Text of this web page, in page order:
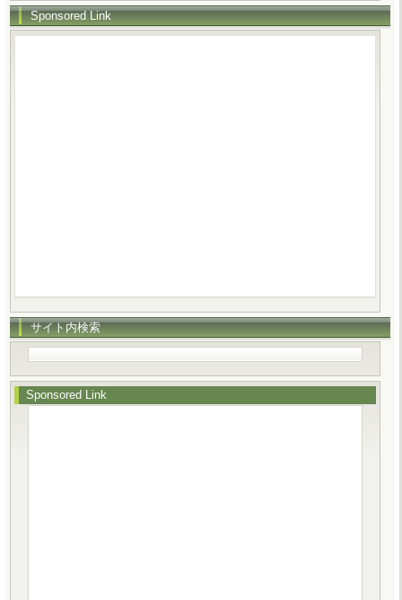
Sponsored Link
サイト内検索
Sponsored Link